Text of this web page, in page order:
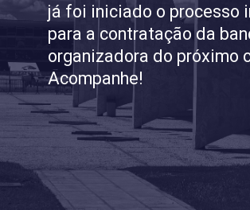
já foi iniciado o processo
para a contratação da
organizadora do próximo
Acompanhe!